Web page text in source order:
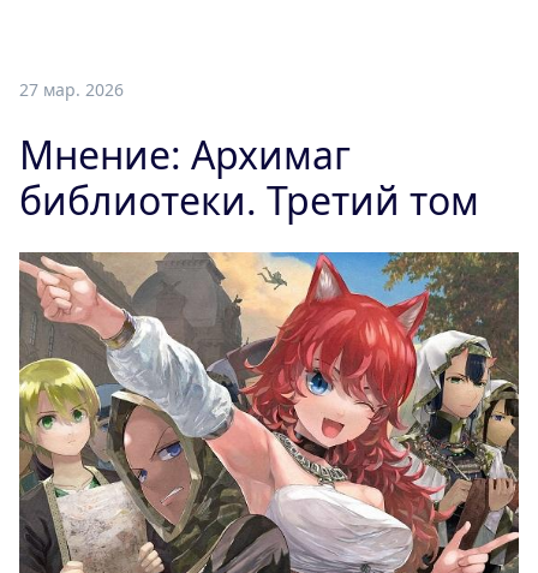
27 мар. 2026
Мнение: Архимаг
библиотеки. Третий том